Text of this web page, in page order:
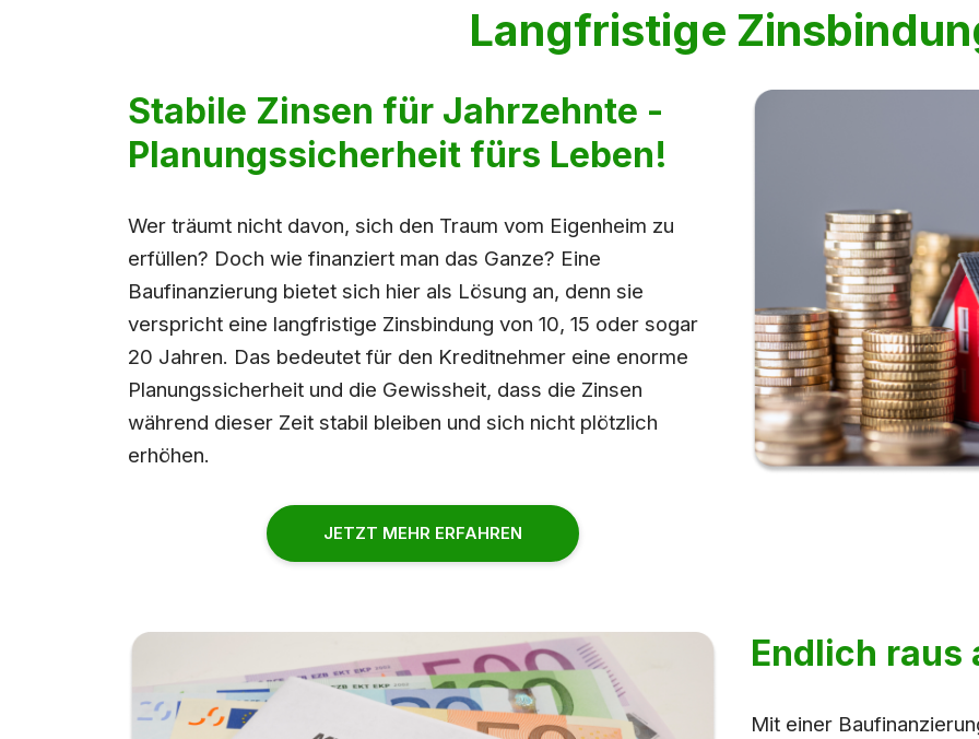
Langfristige
Stabile Zinsen für Jahrzehnte -
Planungssicherheit fürs Leben!
Wer träumt nicht davon, sich den Traum vom Eigenheim zu
erfüllen? Doch wie finanziert man das Ganze? Eine
Baufinanzierung bietet sich hier als Lösung an, denn sie
verspricht eine langfristige Zinsbindung von 10, 15 oder sogar
20 Jahren. Das bedeutet für den Kreditnehmer eine enorme
Planungssicherheit und die Gewissheit, dass die Zinsen
während dieser Zeit stabil bleiben und sich nicht plötzlich
erhöhen.
JETZT MEHR ERFAHREN
Endlich raus
Mit einer